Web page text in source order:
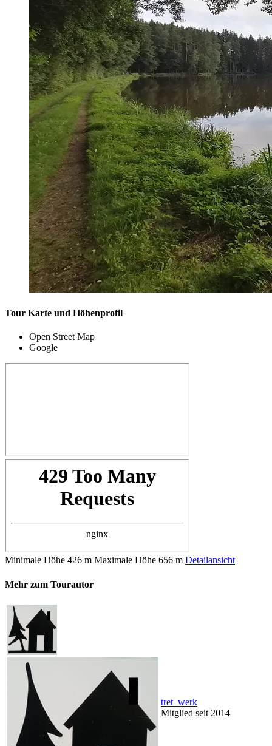
Tour Karte und Höhenprofil
Open Street Map
Google
Minimale Höhe 426 m Maximale Höhe 656 m Detailansicht
Mehr zum Tourautor
tret_werk
Mitglied seit 2014